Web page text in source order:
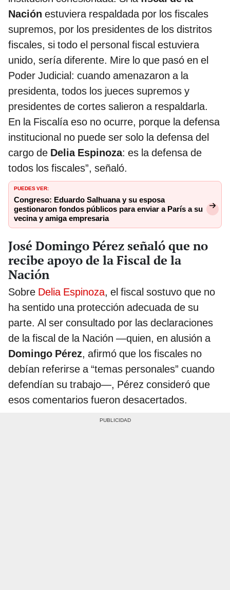
Nación estuviera respaldada por los fiscales
supremos, por los presidentes de los distritos
fiscales, si todo el personal fiscal estuviera
unido, sería diferente. Mire lo que pasó en el
Poder Judicial: cuando amenazaron a la
presidenta, todos los jueces supremos y
presidentes de cortes salieron a respaldarla.
En la Fiscalía eso no ocurre, porque la defensa
institucional no puede ser solo la defensa del
cargo de Delia Espinoza: es la defensa de
todos los fiscales”, señaló.
PUEDES VER:
Congreso: Eduardo Salhuana y su esposa
gestionaron fondos públicos para enviar a París a su
vecina y amiga empresaria
José Domingo Pérez señaló que no
recibe apoyo de la Fiscal de la
Nación
Sobre Delia Espinoza, el fiscal sostuvo que no
ha sentido una protección adecuada de su
parte. Al ser consultado por las declaraciones
de la fiscal de la Nación —quien, en alusión a
Domingo Pérez, afirmó que los fiscales no
debían referirse a “temas personales” cuando
defendían su trabajo—, Pérez consideró que
esos comentarios fueron desacertados.